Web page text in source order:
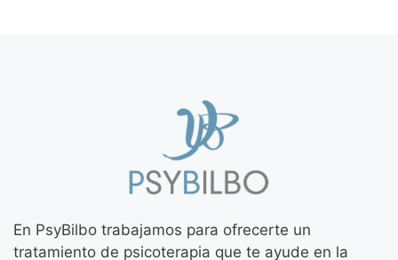
En PsyBilbo trabajamos para ofrecerte un
tratamiento de psicoterapia que te ayude en la